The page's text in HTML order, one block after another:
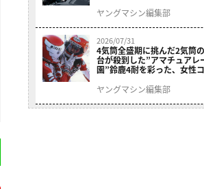
ヤングマシン編集部
2026/07/31
4気筒全盛期に挑んだ2気筒
台が殺到した”アマチュアレ
園”鈴鹿4耐を彩った、女性
ヤングマシン編集部